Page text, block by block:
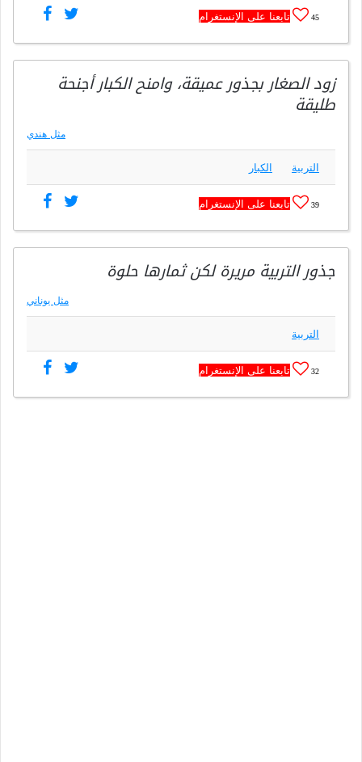
45 تابعنا على الإنستغرام
زود الصغار بجذور عميقة، وامنح الكبار أجنحة
طليقة
مثل هندي
التربية الكبار
39 تابعنا على الإنستغرام
جذور التربية مريرة لكن ثمارها حلوة
مثل يوناني
التربية
32 تابعنا على الإنستغرام